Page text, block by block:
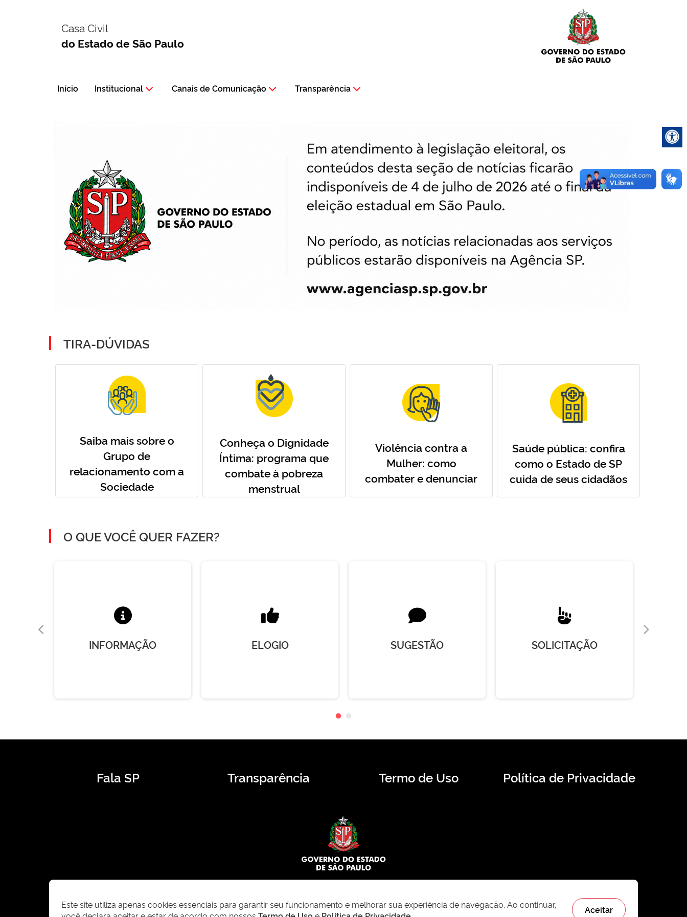
Casa Civil
do Estado de São Paulo
Início Institucional Canais de Comunicação Transparência
TIRA-DÚVIDAS
Saiba mais sobre o
Grupo de
relacionamento com a
Sociedade
Conheça o Dignidade
Íntima: programa que
combate à pobreza
menstrual
Violência contra a
Mulher: como
combater e denunciar
Saúde pública: confira
como o Estado de SP
cuida de seus cidadãos
O QUE VOCÊ QUER FAZER?
INFORMAÇÃO ELOGIO SUGESTÃO SOLICITAÇÃO
Fala SP Transparência Termo de Uso Política de Privacidade
© 2026 CMS.SP.GOV.BR. Todos os direitos reservados.
Este site utiliza apenas cookies essenciais para garantir seu funcionamento e melhorar sua experiência de navegação. Ao continuar,
Aceitar